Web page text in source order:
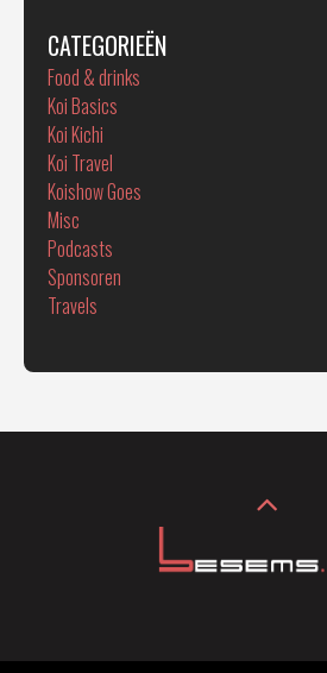
CATEGORIEËN
Food & drinks
Koi Basics
Koi Kichi
Koi Travel
Koishow Goes
Misc
Podcasts
Sponsoren
Travels